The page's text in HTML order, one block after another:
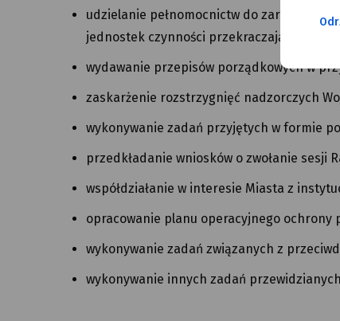
udzielanie pełnomocnictw do
jednostek czynności przekraczających
wydawanie przepisów porządkowych w
zaskarżenie rozstrzygnięć nadzorczych
wykonywanie zadań przyjętych w formie
przedkładanie wniosków o zwołanie sesji
współdziałanie w interesie Miasta z
opracowanie planu operacyjnego ochrony
wykonywanie zadań związanych z
wykonywanie innych zadań